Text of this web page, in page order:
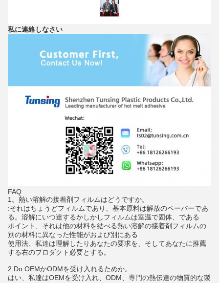
私に連絡しなさい
FAQ
1。熱い溶解の接着剤フィルムはどうですか。
:それはちょうどフィルムであり、基本原料は解放のペーパーであ
る。溶解にいつ達するかしかしフィルムは室温で固体、である
ポイント、それは他の材料を結べる熱い溶解の接着剤フィルムの
別の材料に異なった性能がおよび別にある
使用法、私達は理解したりあなたの要求を、そしてあなたに推薦
する右のプロダクト必要とする。
2.Do OEMかODMを受け入れるためか。
はい、私達はOEMを受け入れ、ODM、専門の熱伝達の物質的な製